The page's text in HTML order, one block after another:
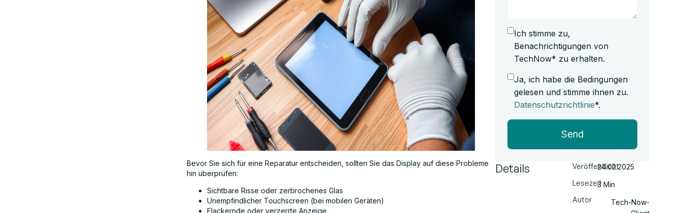
Bevor Sie sich für eine Reparatur entscheiden, sollten Sie das Display auf diese Probleme
hin überprüfen:
Sichtbare Risse oder zerbrochenes Glas
Unempfindlicher Touchscreen (bei mobilen Geräten)
Flackernde oder verzerrte Anzeige
Ich stimme zu,
Benachrichtigungen von
TechNow* zu erhalten.
Ja, ich habe die Bedingungen
gelesen und stimme ihnen zu.
Datenschutzrichtlinie*.
Send
Details
Veröffentlicht
Lesezeit
Autor
24.02.2025
3 Min
Tech-Now-